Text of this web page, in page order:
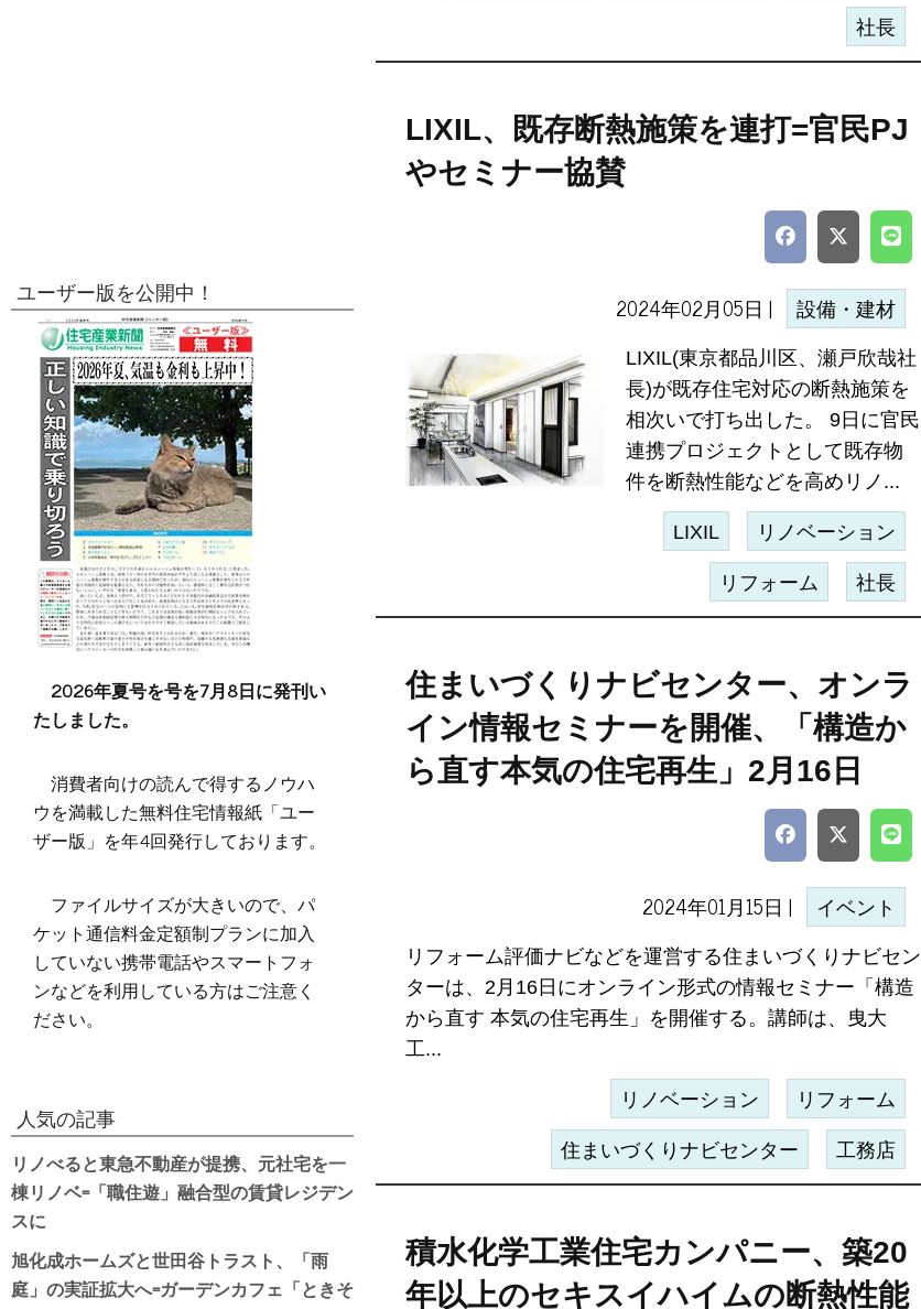
社長
LIXIL、既存断熱施策を連打=官民PJ
やセミナー協賛
2024年02月05日 | 設備・建材
LIXIL(東京都品川区、瀬戸欣哉社
長)が既存住宅対応の断熱施策を
相次いで打ち出した。 9日に官民
連携プロジェクトとして既存物
件を断熱性能などを高めリノ...
LIXIL リノベーション
リフォーム 社長
住まいづくりナビセンター、オンラ
イン情報セミナーを開催、「構造か
ら直す本気の住宅再生」2月16日
2024年01月15日 | イベント
リフォーム評価ナビなどを運営する住まいづくりナビセン
ターは、2月16日にオンライン形式の情報セミナー「構造
から直す 本気の住宅再生」を開催する。講師は、曳大
工...
リノベーション リフォーム
住まいづくりナビセンター 工務店
積水化学工業住宅カンパニー、築20
年以上のセキスイハイムの断熱性能
ユーザー版を公開中！
2026年夏号を号を7月8日に発刊い
たしました。
消費者向けの読んで得するノウハ
ウを満載した無料住宅情報紙「ユー
ザー版」を年4回発行しております。
ファイルサイズが大きいので、パ
ケット通信料金定額制プランに加入
していない携帯電話やスマートフォ
ンなどを利用している方はご注意く
ださい。
人気の記事
リノべると東急不動産が提携、元社宅を一
棟リノベ=「職住遊」融合型の賃貸レジデン
スに
旭化成ホームズと世田谷トラスト、「雨
庭」の実証拡大へ=ガーデンカフェ「ときそ